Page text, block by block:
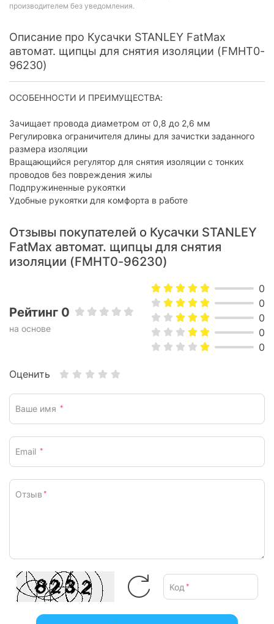
производителем без уведомления.
Описание про Кусачки STANLEY FatMax
автомат. щипцы для снятия изоляции (FMHT0-
96230)
ОСОБЕННОСТИ И ПРЕИМУЩЕСТВА:
Зачищает провода диаметром от 0,8 до 2,6 мм
Регулировка ограничителя длины для зачистки заданного
размера изоляции
Вращающийся регулятор для снятия изоляции с тонких
проводов без повреждения жилы
Подпружиненные рукоятки
Удобные рукоятки для комфорта в работе
Отзывы покупателей о Кусачки STANLEY
FatMax автомат. щипцы для снятия
изоляции (FMHT0-96230)
Рейтинг 0
на основе
0
0
0
0
0
Оценить
Ваше имя *
Email *
Отзыв *
Код *